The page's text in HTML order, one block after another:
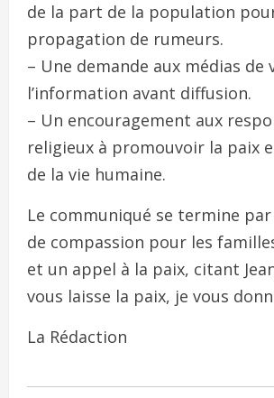
de la part de la population
propagation de rumeurs.
– Une demande aux médias de
l’information avant diffusion.
– Un encouragement aux
religieux à promouvoir la paix
de la vie humaine.
Le communiqué se termine
de compassion pour les
et un appel à la paix, citant Jean
vous laisse la paix, je vous
La Rédaction